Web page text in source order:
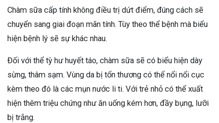
Chàm sữa cấp tính không điều trị dứt điểm, đúng cách sẽ
chuyển sang giai đoạn mãn tính. Tùy theo thể bệnh mà biểu
hiện bệnh lý sẽ sự khác nhau.
Đối với thể tỳ hư huyết táo, chàm sữa sẽ có biểu hiện dày
sừng, thâm sạm. Vùng da bị tổn thương có thể nổi nổi cục
kèm theo đó là các mụn nước li ti. Với trẻ nhỏ có thể xuất
hiện thêm triệu chứng như ăn uống kém hơn, đầy bụng, lưỡi
bị trắng.